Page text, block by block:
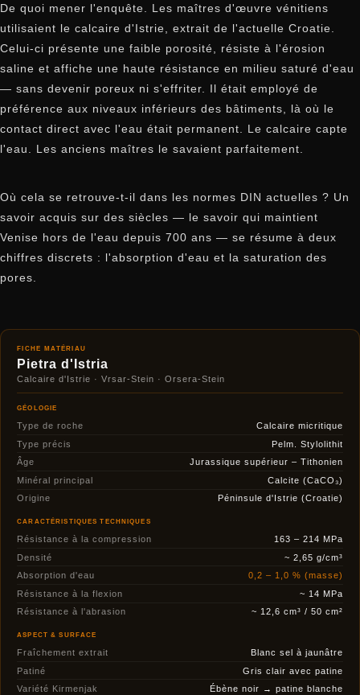
De quoi mener l'enquête. Les maîtres d'œuvre vénitiens
utilisaient le calcaire d'Istrie, extrait de l'actuelle Croatie.
Celui-ci présente une faible porosité, résiste à l'érosion
saline et affiche une haute résistance en milieu saturé d'eau
— sans devenir poreux ni s'effriter. Il était employé de
préférence aux niveaux inférieurs des bâtiments, là où le
contact direct avec l'eau était permanent. Le calcaire capte
l'eau. Les anciens maîtres le savaient parfaitement.
Où cela se retrouve-t-il dans les normes DIN actuelles ? Un
savoir acquis sur des siècles — le savoir qui maintient
Venise hors de l'eau depuis 700 ans — se résume à deux
chiffres discrets : l'absorption d'eau et la saturation des
pores.
FICHE MATÉRIAU
Pietra d'Istria
Calcaire d'Istrie · Vrsar-Stein · Orsera-Stein
GÉOLOGIE
Type de roche
Calcaire micritique
Type précis
Pelm. Stylolithit
Âge
Jurassique supérieur – Tithonien
Minéral principal
Calcite (CaCO₃)
Origine
Péninsule d'Istrie (Croatie)
CARACTÉRISTIQUES TECHNIQUES
Résistance à la compression
163 – 214 MPa
Densité
~ 2,65 g/cm³
Absorption d'eau
0,2 – 1,0 % (masse)
Résistance à la flexion
~ 14 MPa
Résistance à l'abrasion
~ 12,6 cm³ / 50 cm²
ASPECT & SURFACE
Fraîchement extrait
Blanc sel à jaunâtre
Patiné
Gris clair avec patine
Variété Kirmenjak
Ébène noir → patine blanche